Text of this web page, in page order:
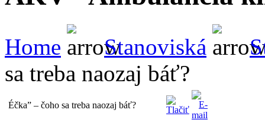
Home Stanoviská
sa treba naozaj báť?
Éčka” – čoho sa treba naozaj báť?